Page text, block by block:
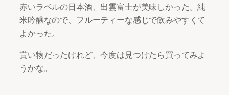
赤いラベルの日本酒、出雲富士が美味しかった。純
米吟醸なので、フルーティーな感じで飲みやすくて
よかった。
貰い物だったけれど、今度は見つけたら買ってみよ
うかな。